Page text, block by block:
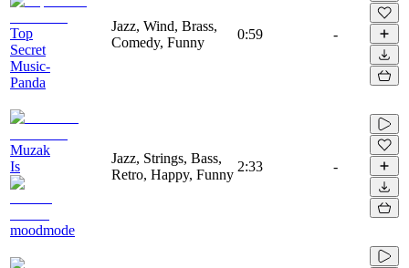
Top
Secret
Music-
Panda
Jazz, Wind, Brass,
Comedy, Funny
0:59 -
Muzak
Is
moodmode
Jazz, Strings, Bass,
Retro, Happy, Funny
2:33 -